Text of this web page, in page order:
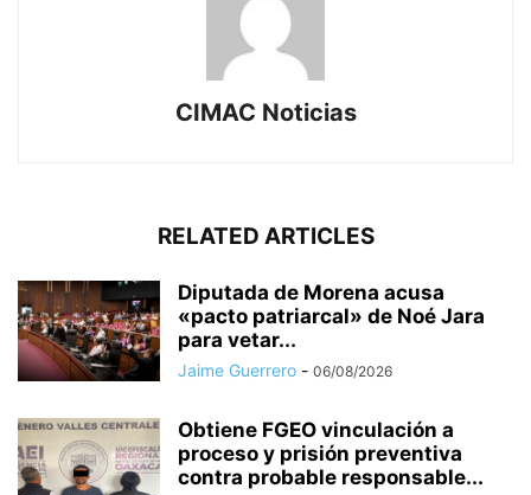
CIMAC Noticias
RELATED ARTICLES
Diputada de Morena acusa
«pacto patriarcal» de Noé Jara
para vetar...
Jaime Guerrero - 06/08/2026
Obtiene FGEO vinculación a
proceso y prisión preventiva
contra probable responsable...